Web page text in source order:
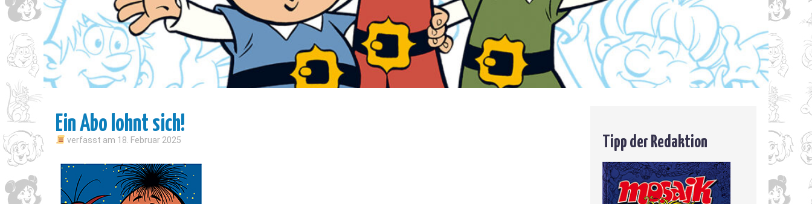
Ein Abo lohnt sich!
verfasst am 18. Februar 2025 Tipp der Redaktion